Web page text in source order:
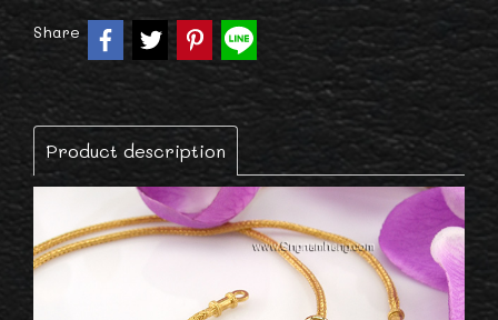
Share
Product description